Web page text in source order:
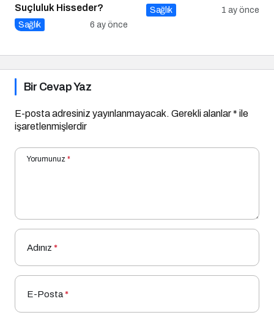
Suçluluk Hisseder?
Sağlık 6 ay önce
Sağlık 1 ay önce
Bir Cevap Yaz
E-posta adresiniz yayınlanmayacak. Gerekli alanlar* ile
işaretlenmişlerdir
Yorumunuz *
Adınız *
E-Posta*